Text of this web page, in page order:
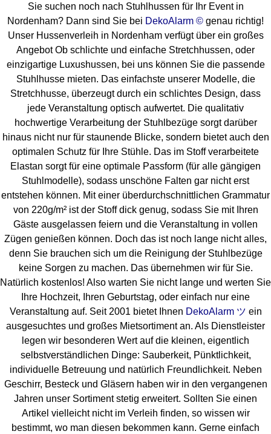
Sie suchen noch nach Stuhlhussen für Ihr Event in
Nordenham? Dann sind Sie bei DekoAlarm © genau richtig!
Unser Hussenverleih in Nordenham verfügt über ein großes
Angebot Ob schlichte und einfache Stretchhussen, oder
einzigartige Luxushussen, bei uns können Sie die passende
Stuhlhusse mieten. Das einfachste unserer Modelle, die
Stretchhusse, überzeugt durch ein schlichtes Design, dass
jede Veranstaltung optisch aufwertet. Die qualitativ
hochwertige Verarbeitung der Stuhlbezüge sorgt darüber
hinaus nicht nur für staunende Blicke, sondern bietet auch den
optimalen Schutz für Ihre Stühle. Das im Stoff verarbeitete
Elastan sorgt für eine optimale Passform (für alle gängigen
Stuhlmodelle), sodass unschöne Falten gar nicht erst
entstehen können. Mit einer überdurchschnittlichen Grammatur
von 220g/m² ist der Stoff dick genug, sodass Sie mit Ihren
Gäste ausgelassen feiern und die Veranstaltung in vollen
Zügen genießen können. Doch das ist noch lange nicht alles,
denn Sie brauchen sich um die Reinigung der Stuhlbezüge
keine Sorgen zu machen. Das übernehmen wir für Sie.
Natürlich kostenlos! Also warten Sie nicht lange und werten Sie
Ihre Hochzeit, Ihren Geburtstag, oder einfach nur eine
Veranstaltung auf. Seit 2001 bietet Ihnen DekoAlarm ツ ein
ausgesuchtes und großes Mietsortiment an. Als Dienstleister
legen wir besonderen Wert auf die kleinen, eigentlich
selbstverständlichen Dinge: Sauberkeit, Pünktlichkeit,
individuelle Betreuung und natürlich Freundlichkeit. Neben
Geschirr, Besteck und Gläsern haben wir in den vergangenen
Jahren unser Sortiment stetig erweitert. Sollten Sie einen
Artikel vielleicht nicht im Verleih finden, so wissen wir
bestimmt, wo man diesen bekommen kann. Gerne einfach